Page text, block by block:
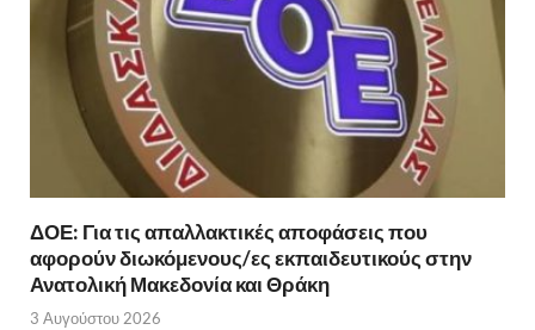
ΔΟΕ: Για τις απαλλακτικές αποφάσεις που
αφορούν διωκόμενους/ες εκπαιδευτικούς στην
Ανατολική Μακεδονία και Θράκη
3 Αυγούστου 2026